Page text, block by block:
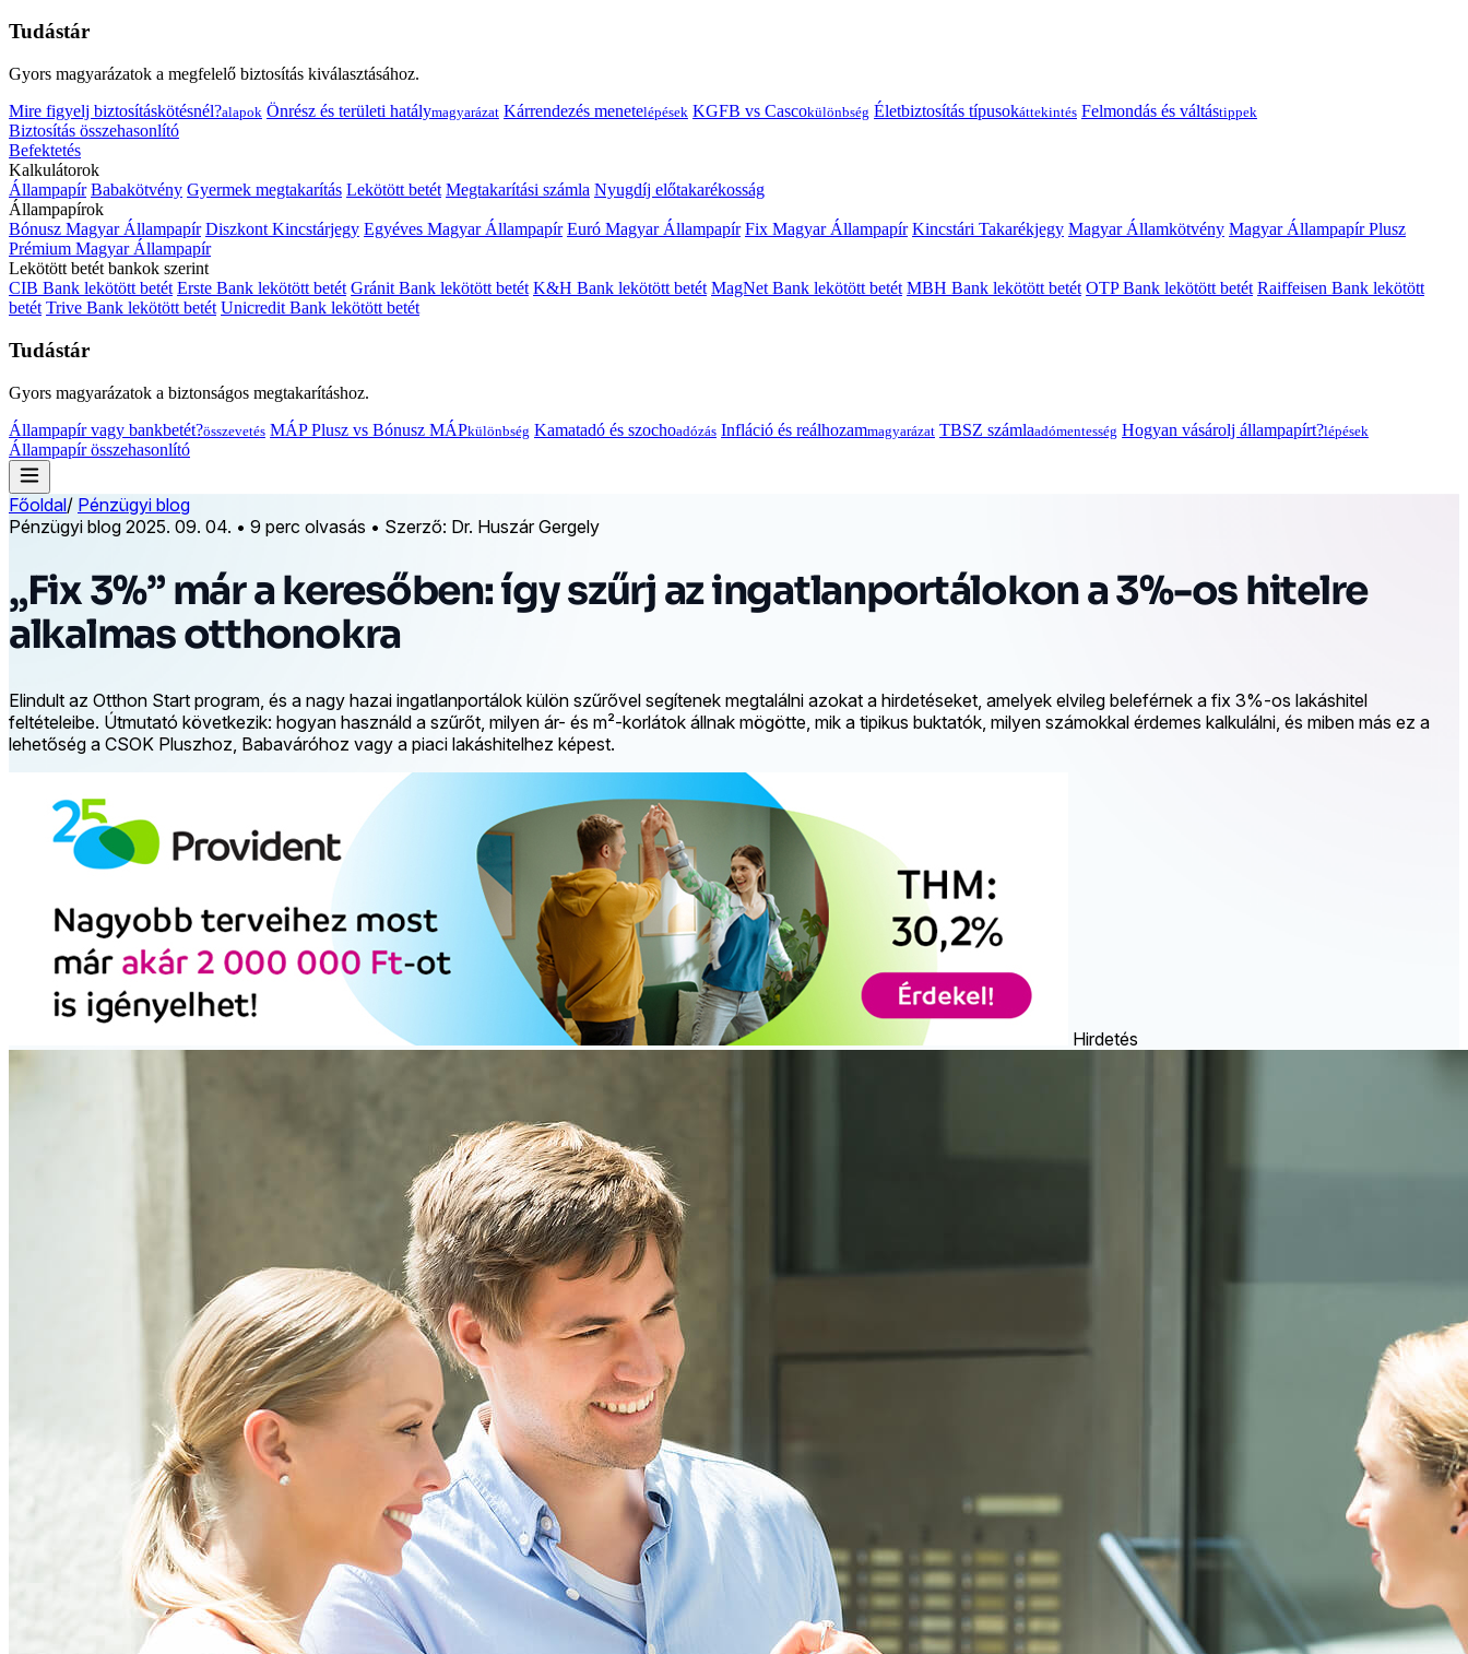
Tudástár
Gyors magyarázatok a megfelelő biztosítás kiválasztásához.
Mire figyelj biztosításkötésnél?alapok Önrész és területi hatálymagyarázat Kárrendezés menetelépések KGFB vs Cascokülönbség Életbiztosítás típusokáttekintés Felmondás és váltástippek
Biztosítás összehasonlító
Befektetés
Kalkulátorok
Állampapír Babakötvény Gyermek megtakarítás Lekötött betét Megtakarítási számla Nyugdíj előtakarékosság
Állampapírok
Bónusz Magyar Állampapír Diszkont Kincstárjegy Egyéves Magyar Állampapír Euró Magyar Állampapír Fix Magyar Állampapír Kincstári Takarékjegy Magyar Államkötvény Magyar Állampapír Plusz
Prémium Magyar Állampapír
Lekötött betét bankok szerint
CIB Bank lekötött betét Erste Bank lekötött betét Gránit Bank lekötött betét K&H Bank lekötött betét MagNet Bank lekötött betét MBH Bank lekötött betét OTP Bank lekötött betét Raiffeisen Bank lekötött
betét Trive Bank lekötött betét Unicredit Bank lekötött betét
Tudástár
Gyors magyarázatok a biztonságos megtakarításhoz.
Állampapír vagy bankbetét?összevetés MÁP Plusz vs Bónusz MÁPkülönbség Kamatadó és szochoadózás Infláció és reálhozammagyarázat TBSZ számlaadómentesség Hogyan vásárolj állampapírt?lépések
Állampapír összehasonlító
Főoldal/ Pénzügyi blog
Pénzügyi blog 2025. 09. 04. • 9 perc olvasás • Szerző: Dr. Huszár Gergely
„Fix 3%” már a keresőben: így szűrj az ingatlanportálokon a 3%-os hitelre
alkalmas otthonokra
Elindult az Otthon Start program, és a nagy hazai ingatlanportálok külön szűrővel segítenek megtalálni azokat a hirdetéseket, amelyek elvileg beleférnek a fix 3%-os lakáshitel
feltételeibe. Útmutató következik: hogyan használd a szűrőt, milyen ár- és m²-korlátok állnak mögötte, mik a tipikus buktatók, milyen számokkal érdemes kalkulálni, és miben más ez a
lehetőség a CSOK Pluszhoz, Babaváróhoz vagy a piaci lakáshitelhez képest.
Hirdetés